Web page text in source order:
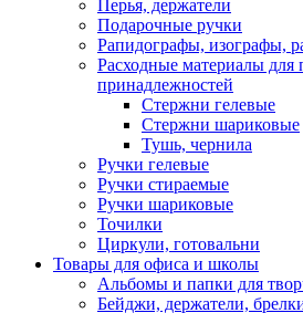
Перья, держатели
Подарочные ручки
Рапидографы, изографы,
Расходные материалы
принадлежностей
Стержни гелевые
Стержни шариковые
Тушь, чернила
Ручки гелевые
Ручки стираемые
Ручки шариковые
Точилки
Циркули, готовальни
Товары для офиса и школы
Альбомы и папки для
Бейджи, держатели,